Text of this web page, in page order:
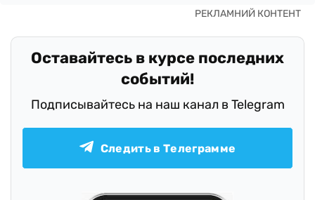
Оставайтесь в курсе последних
событий!
Подписывайтесь на наш канал в Telegram
Следить в Телеграмме